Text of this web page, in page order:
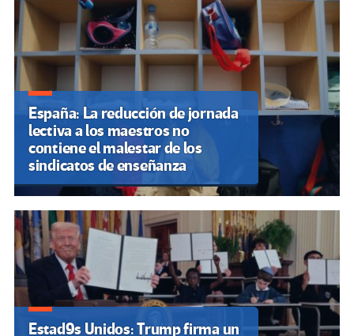
España: La reducción de jornada
lectiva a los maestros no
contiene el malestar de los
sindicatos de enseñanza
Estad9s Unidos: Trump firma un